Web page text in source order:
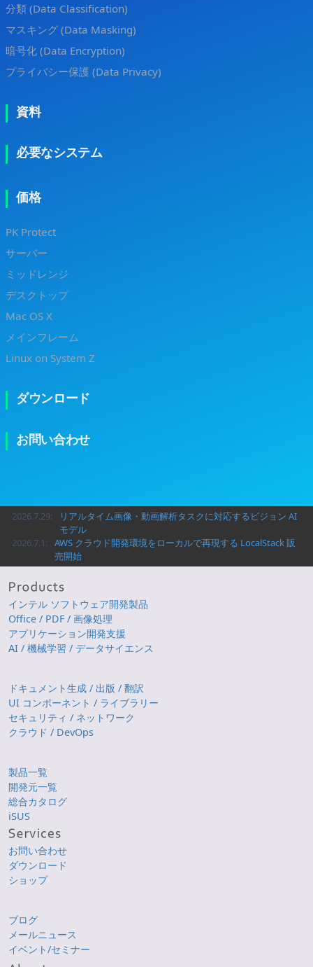
分類 (Data Classification)
マスキング (Data Masking)
暗号化 (Data Encryption)
プライバシー保護 (Data Privacy)
資料
必要なシステム
価格
PK Protect
サーバー
ミッドレンジ
デスクトップ
Mac OS X
メインフレーム
Linux on System Z
ダウンロード
お問い合わせ
2026.7.29:
リアルタイム画像・動画解析タスクに対応するビジョン AI
モデル
2026.7.1:
AWS クラウド開発環境をローカルで再現する LocalStack 販
売開始
インテル ソフトウェア開発製品
Office / PDF / 画像処理
アプリケーション開発支援
AI / 機械学習 / データサイエンス
ドキュメント生成 / 出版 / 翻訳
UI コンポーネント / ライブラリー
セキュリティ / ネットワーク
クラウド / DevOps
製品一覧
開発元一覧
総合カタログ
iSUS
お問い合わせ
ダウンロード
ショップ
ブログ
メールニュース
イベント/セミナー